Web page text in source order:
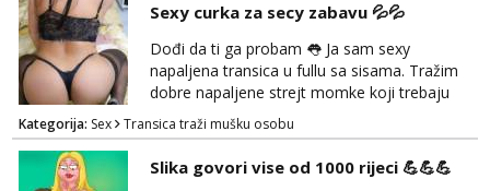
kasnije može poziv. Sl. Brod moj prostor
Zagreb i ostatak Hrvatske mobilan !
𝗡𝗮𝗽𝗼𝗺𝗲𝗻𝗮 tražim samo žene...
Sexy curka za secy zabavu 💦💦
Dođi da ti ga probam 👅 Ja sam sexy
napaljena transica u fullu sa sisama. Tražim
dobre napaljene strejt momke koji trebaju
diskretno pražnjenje kite. Samo za dobre
frajere koji drže do sebe. Imaj neku sliku.
Pozivi i poruke bez slike - nema odgovora.
Pojebi me Poruke WhatsApp: 0998667649
Kategorija: Sex Transica traži mušku osobu
Slika govori vise od 1000 rijeci 💪💪💪